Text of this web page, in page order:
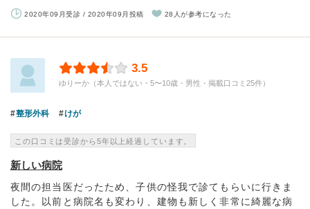
2020年09月受診 / 2020年09月投稿 28人が参考になった
3.5
ゆりーか（本人ではない・5〜10歳・男性・掲載口コミ25件）
整形外科 けが
この口コミは受診から5年以上経過しています。
新しい病院
夜間の担当医だったため、子供の怪我で診てもらいに行きま
した。以前と病院名も変わり、建物も新しく非常に綺麗な病